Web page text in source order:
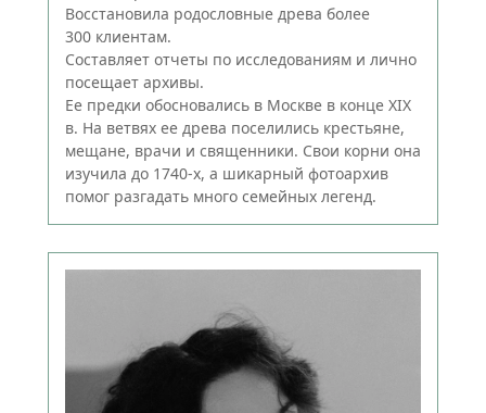
Восстановила родословные древа более
300 клиентам.
Составляет отчеты по исследованиям и лично
посещает архивы.
Ее предки обосновались в Москве в конце XIX
в. На ветвях ее древа поселились крестьяне,
мещане, врачи и священники. Свои корни она
изучила до 1740-х, а шикарный фотоархив
помог разгадать много семейных легенд.